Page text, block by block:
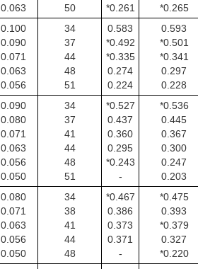
0.063
50
*0.261
*0.265
0.100
0.090
0.071
0.063
0.056
34
37
44
48
51
0.583
*0.492
*0.335
0.274
0.224
0.593
*0.501
*0.341
0.297
0.228
0.090
0.080
0.071
0.063
0.056
0.050
34
37
41
44
48
51
*0.527
0.437
0.360
0.295
*0.243
-
*0.536
0.445
0.367
0.300
0.247
0.203
0.080
0.071
0.063
0.056
0.050
34
38
41
44
48
*0.467
0.386
0.373
0.371
-
*0.475
0.393
*0.379
0.327
*0.220